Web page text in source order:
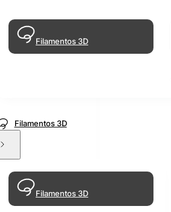
Filamentos 3D
Filamentos 3D
Filamentos 3D